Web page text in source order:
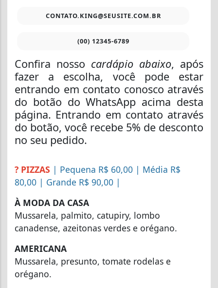
CONTATO.KING@SEUSITE.COM.BR
(00) 12345-6789
Confira nosso cardápio abaixo, após
fazer a escolha, você pode estar
entrando em contato conosco através
do botão do WhatsApp acima desta
página. Entrando em contato através
do botão, você recebe 5% de desconto
no seu pedido.
? PIZZAS | Pequena R$ 60,00 | Média R$
80,00 | Grande R$ 90,00 |
À MODA DA CASA
Mussarela, palmito, catupiry, lombo
canadense, azeitonas verdes e orégano.
AMERICANA
Mussarela, presunto, tomate rodelas e
orégano.